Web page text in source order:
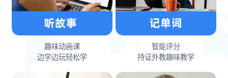
趣味动画课
边学边玩轻松学
智能评分
持证外教趣味教学